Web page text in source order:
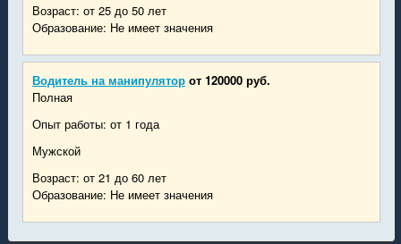
Возраст: от 25 до 50 лет
Образование: Не имеет значения
Водитель на манипулятор от 120000 руб.
Полная
Опыт работы: от 1 года
Мужской
Возраст: от 21 до 60 лет
Образование: Не имеет значения